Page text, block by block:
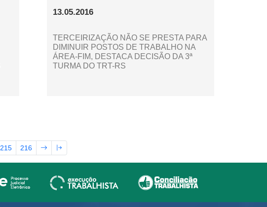
13.05.2016
TERCEIRIZAÇÃO NÃO SE PRESTA PARA
DIMINUIR POSTOS DE TRABALHO NA
ÁREA-FIM, DESTACA DECISÃO DA 3ª
TURMA DO TRT-RS
215 216